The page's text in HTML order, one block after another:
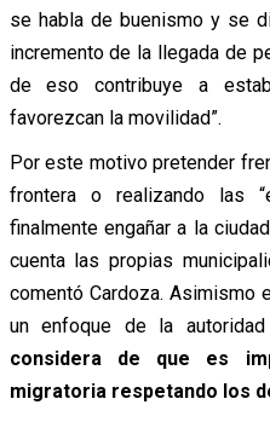
se habla de buenismo y se
incremento de la llegada de
de eso contribuye a
favorezcan la movilidad”.
Por este motivo pretender
frontera o realizando las
finalmente engañar a la
cuenta las propias
comentó Cardoza. Asimismo
un enfoque de la
considera de que es
migratoria respetando los